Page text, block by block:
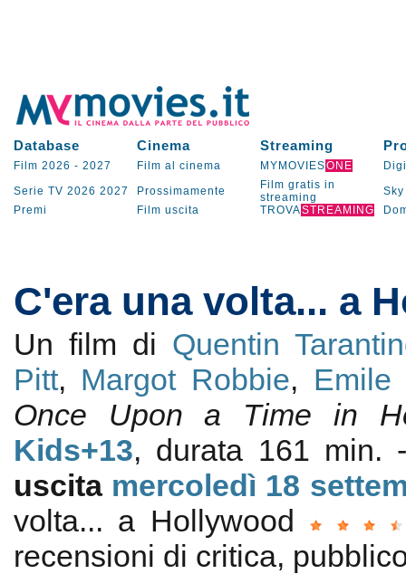
Database Cinema Streaming
Film 2026 - 2027 Film al cinema MYMOVIESONE
Serie TV 2026 2027 Prossimamente
Film gratis in
streaming
Sky
Premi
Film uscita TROVASTREAMING
C'era una volta... a
Un film di Quentin
Pitt, Margot Robbie, Emile
Once Upon a Time in
Kids+13, durata 161 min.
uscita mercoledì 18
volta... a Hollywood
recensioni di critica,